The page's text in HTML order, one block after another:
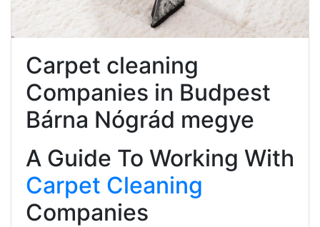
Carpet cleaning
Companies in Budpest
Bárna Nógrád megye
A Guide To Working With
Carpet Cleaning
Companies